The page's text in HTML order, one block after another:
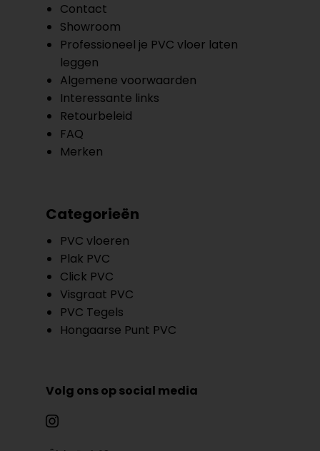
Contact
Showroom
Professioneel je PVC vloer laten
leggen
Algemene voorwaarden
Interessante links
Retourbeleid
FAQ
Merken
Categorieën
PVC vloeren
Plak PVC
Click PVC
Visgraat PVC
PVC Tegels
Hongaarse Punt PVC
Volg ons op social media